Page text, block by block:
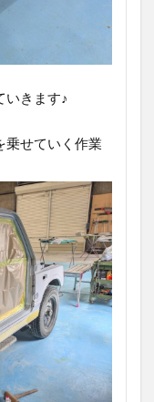
いきます♪
乗せていく作業